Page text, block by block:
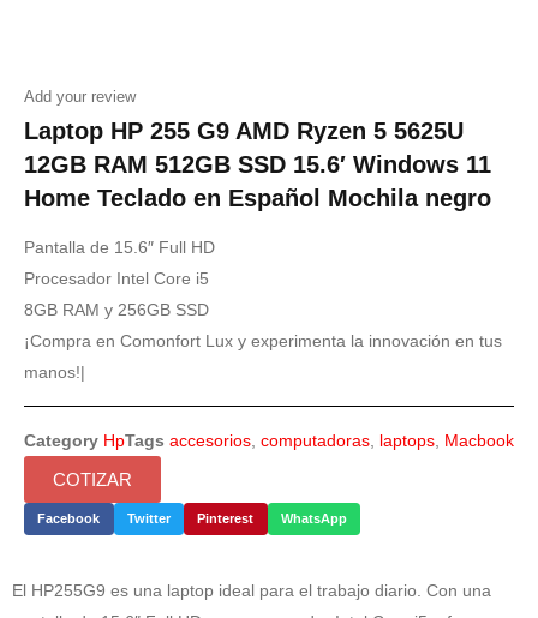
Add your review
Laptop HP 255 G9 AMD Ryzen 5 5625U
12GB RAM 512GB SSD 15.6′ Windows 11
Home Teclado en Español Mochila negro
Pantalla de 15.6″ Full HD
Procesador Intel Core i5
8GB RAM y 256GB SSD
¡Compra en Comonfort Lux y experimenta la innovación en tus
manos!|
Category HpTags accesorios computadoras laptops Macbook
COTIZAR
Facebook Twitter Pinterest WhatsApp
El HP255G9 es una laptop ideal para el trabajo diario. Con una